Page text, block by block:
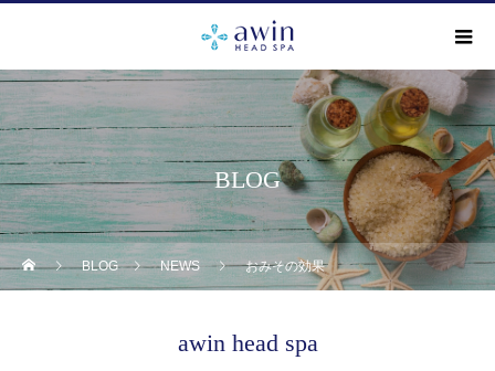
BLOG
BLOG NEWS おみその効果
awin head spa